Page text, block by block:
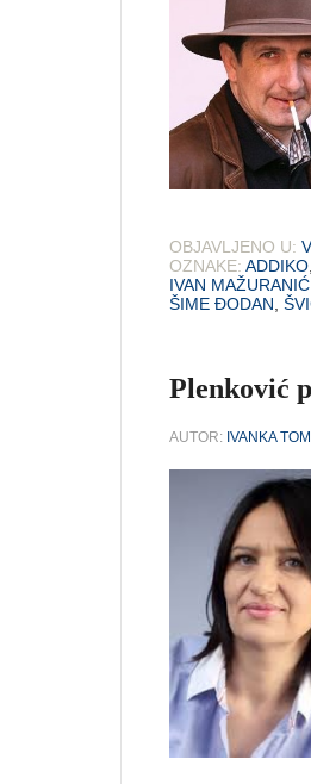
OBJAVLJENO U:
OZNAKE: ADDIKO,
IVAN MAŽURANIĆ
ŠIME ĐODAN,
Plenković
AUTOR: IVANKA